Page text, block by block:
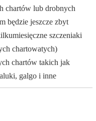
chartów lub drobnych
będzie jeszcze zbyt
szczeniaki
chartowatych)
chartów takich jak
galgo i inne